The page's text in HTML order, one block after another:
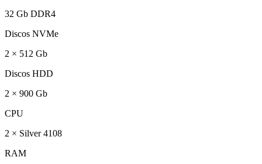
32 Gb DDR4
Discos NVMe
2 × 512 Gb
Discos HDD
2 × 900 Gb
CPU
2 × Silver 4108
RAM